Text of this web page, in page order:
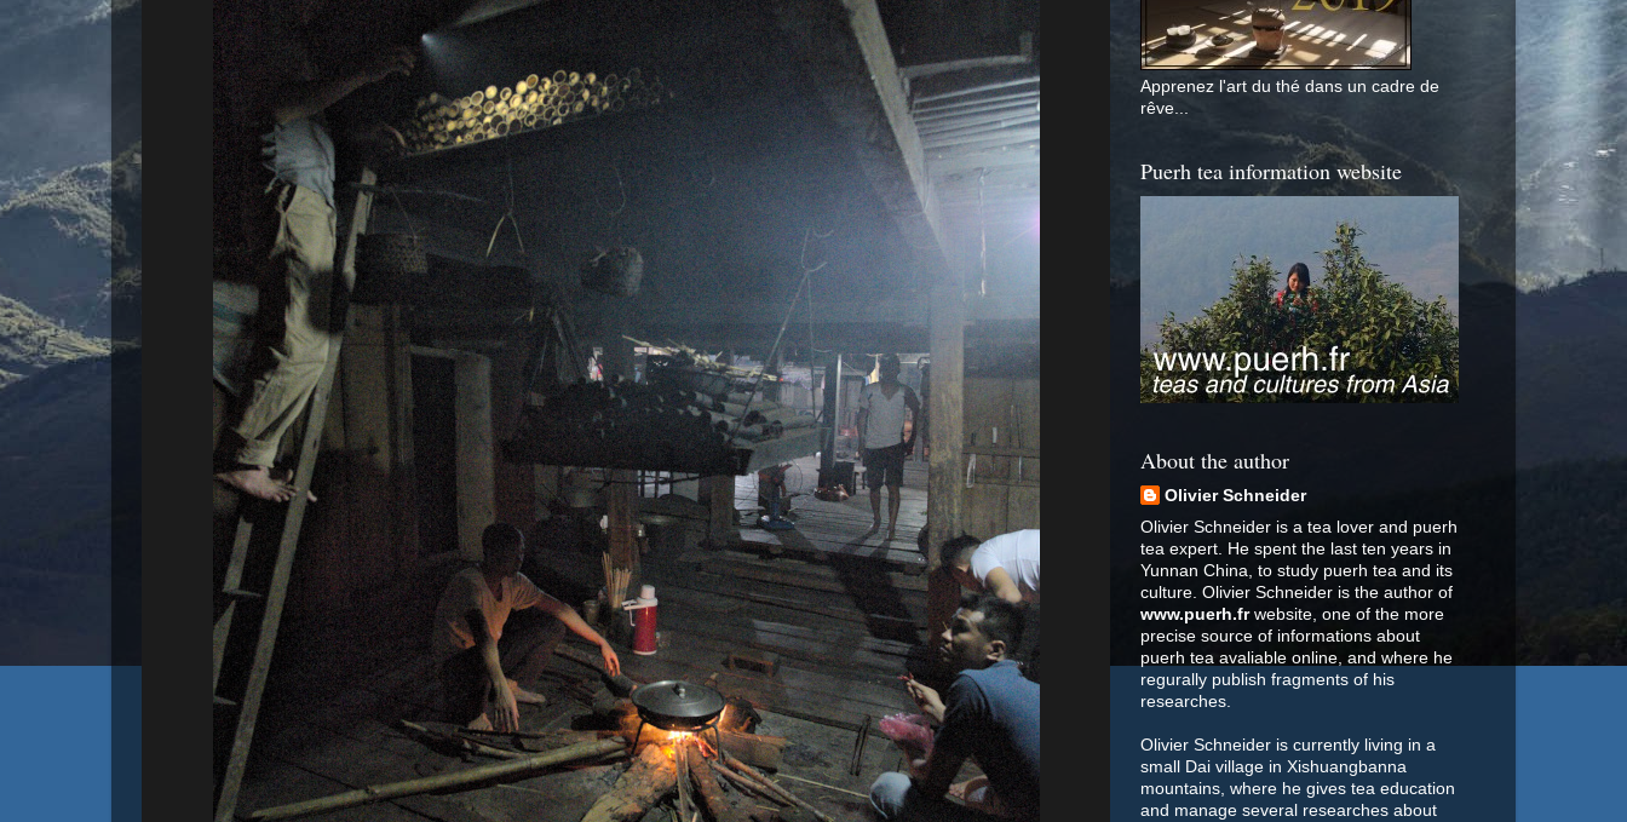
Apprenez l'art du thé dans un cadre de
rêve...
Puerh tea information website
About the author
Olivier Schneider
Olivier Schneider is a tea lover and puerh
tea expert. He spent the last ten years in
Yunnan China, to study puerh tea and its
culture. Olivier Schneider is the author of
www.puerh.frwebsite, one of the more
precise source of informations about
puerh tea avaliable online, and where he
regurally publish fragments of his
researches.
Olivier Schneider is currently living in a
small Dai village in Xishuangbanna
mountains, where he gives tea education
and manage several researches about